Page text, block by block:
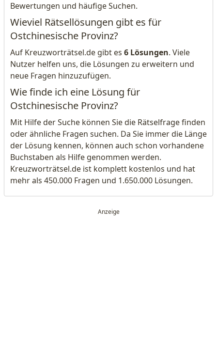
Bewertungen und häufige Suchen.
Wieviel Rätsellösungen gibt es für
Ostchinesische Provinz?
Auf Kreuzworträtsel.de gibt es 6 Lösungen. Viele
Nutzer helfen uns, die Lösungen zu erweitern und
neue Fragen hinzuzufügen.
Wie finde ich eine Lösung für
Ostchinesische Provinz?
Mit Hilfe der Suche können Sie die Rätselfrage finden
oder ähnliche Fragen suchen. Da Sie immer die Länge
der Lösung kennen, können auch schon vorhandene
Buchstaben als Hilfe genommen werden.
Kreuzworträtsel.de ist komplett kostenlos und hat
mehr als 450.000 Fragen und 1.650.000 Lösungen.